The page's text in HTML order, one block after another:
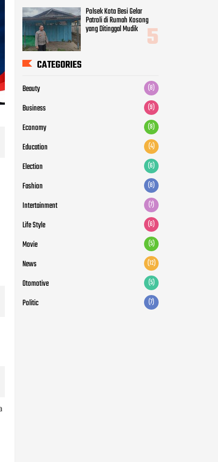
Polsek Kota Besi Gelar
Patroli di Rumah Kosong
yang Ditinggal Mudik
CATEGORIES
Beauty (8)
Business (9)
Economy (9)
Education (4)
Election (6)
Fashion (8)
Intertainment (7)
Life Style (6)
Movie (5)
News (12)
Otomotive (5)
Politic (7)